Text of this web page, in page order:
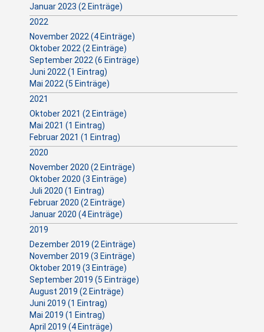
Januar 2023 (2 Einträge)
2022
November 2022 (4 Einträge)
Oktober 2022 (2 Einträge)
September 2022 (6 Einträge)
Juni 2022 (1 Eintrag)
Mai 2022 (5 Einträge)
2021
Oktober 2021 (2 Einträge)
Mai 2021 (1 Eintrag)
Februar 2021 (1 Eintrag)
2020
November 2020 (2 Einträge)
Oktober 2020 (3 Einträge)
Juli 2020 (1 Eintrag)
Februar 2020 (2 Einträge)
Januar 2020 (4 Einträge)
2019
Dezember 2019 (2 Einträge)
November 2019 (3 Einträge)
Oktober 2019 (3 Einträge)
September 2019 (5 Einträge)
August 2019 (2 Einträge)
Juni 2019 (1 Eintrag)
Mai 2019 (1 Eintrag)
April 2019 (4 Einträge)